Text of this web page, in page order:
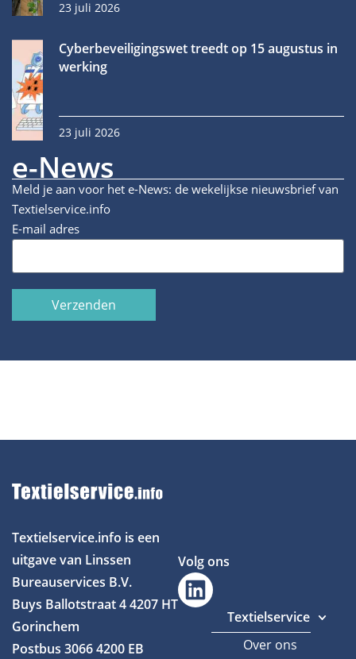
23 juli 2026
Cyberbeveiligingswet treedt op 15 augustus in
werking
23 juli 2026
e-News
Meld je aan voor het e-News: de wekelijkse nieuwsbrief van
Textielservice.info
E-mail adres
Verzenden
Textielservice.info is een
uitgave van Linssen
Bureauservices B.V.
Buys Ballotstraat 44207 HT
Gorinchem
Postbus 30664200 EB
Volg ons
Textielservice
Over ons